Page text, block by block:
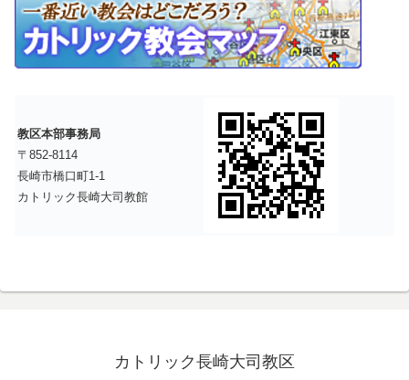
教区本部事務局
〒852-8114
長崎市橋口町1-1
カトリック長崎大司教館
カトリック長崎大司教区